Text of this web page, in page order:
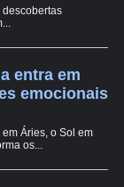
descobertas
entra em
emocionais
Áries, o Sol em
os...